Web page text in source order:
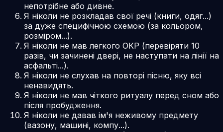
непотрібне або дивне.
Я ніколи не розкладав свої речі (книги, одяг...)
за дуже специфічною схемою (за кольором,
розміром...).
Я ніколи не мав легкого ОКР (перевіряти 10
разів, чи зачинені двері, не наступати на лінії на
асфальті...).
Я ніколи не слухав на повторі пісню, яку всі
ненавидять.
Я ніколи не мав чіткого ритуалу перед сном або
після пробудження.
Я ніколи не давав ім'я неживому предмету
(вазону, машині, компу...).